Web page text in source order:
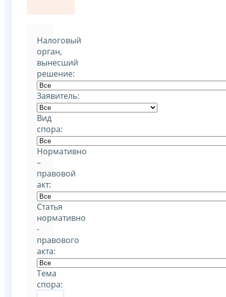
Налоговый
орган,
вынесший
решение:
Заявитель:
Вид
спора:
Нормативно
–
правовой
акт:
Статья
нормативно
-
правового
акта:
Тема
спора: